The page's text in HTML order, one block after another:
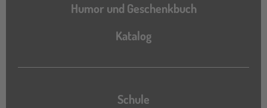
Humor und Geschenkbuch
Katalog
Katalog
Schule